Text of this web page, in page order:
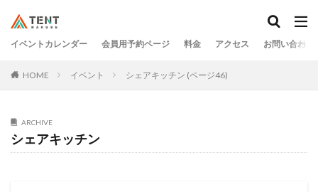
イベントカレンダー 会員用予約ページ 料金 アクセス お問い合わせ
HOME イベント シェアキッチン (ページ46)
ARCHIVE
シェアキッチン